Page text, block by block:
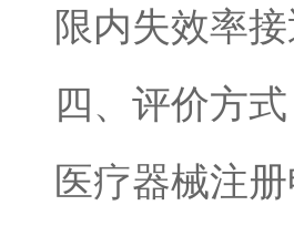
限内失效率接
四、评价方式
医疗器械注